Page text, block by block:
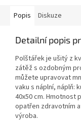
Popis Diskuze
Detailní popis
Polštářek je ušitý z
zátěž s ozdobným
můžete upravovat
vaku s náplní, náplň:
40x50 cm. Hmotnost
opatřen zdravotním
výroba.